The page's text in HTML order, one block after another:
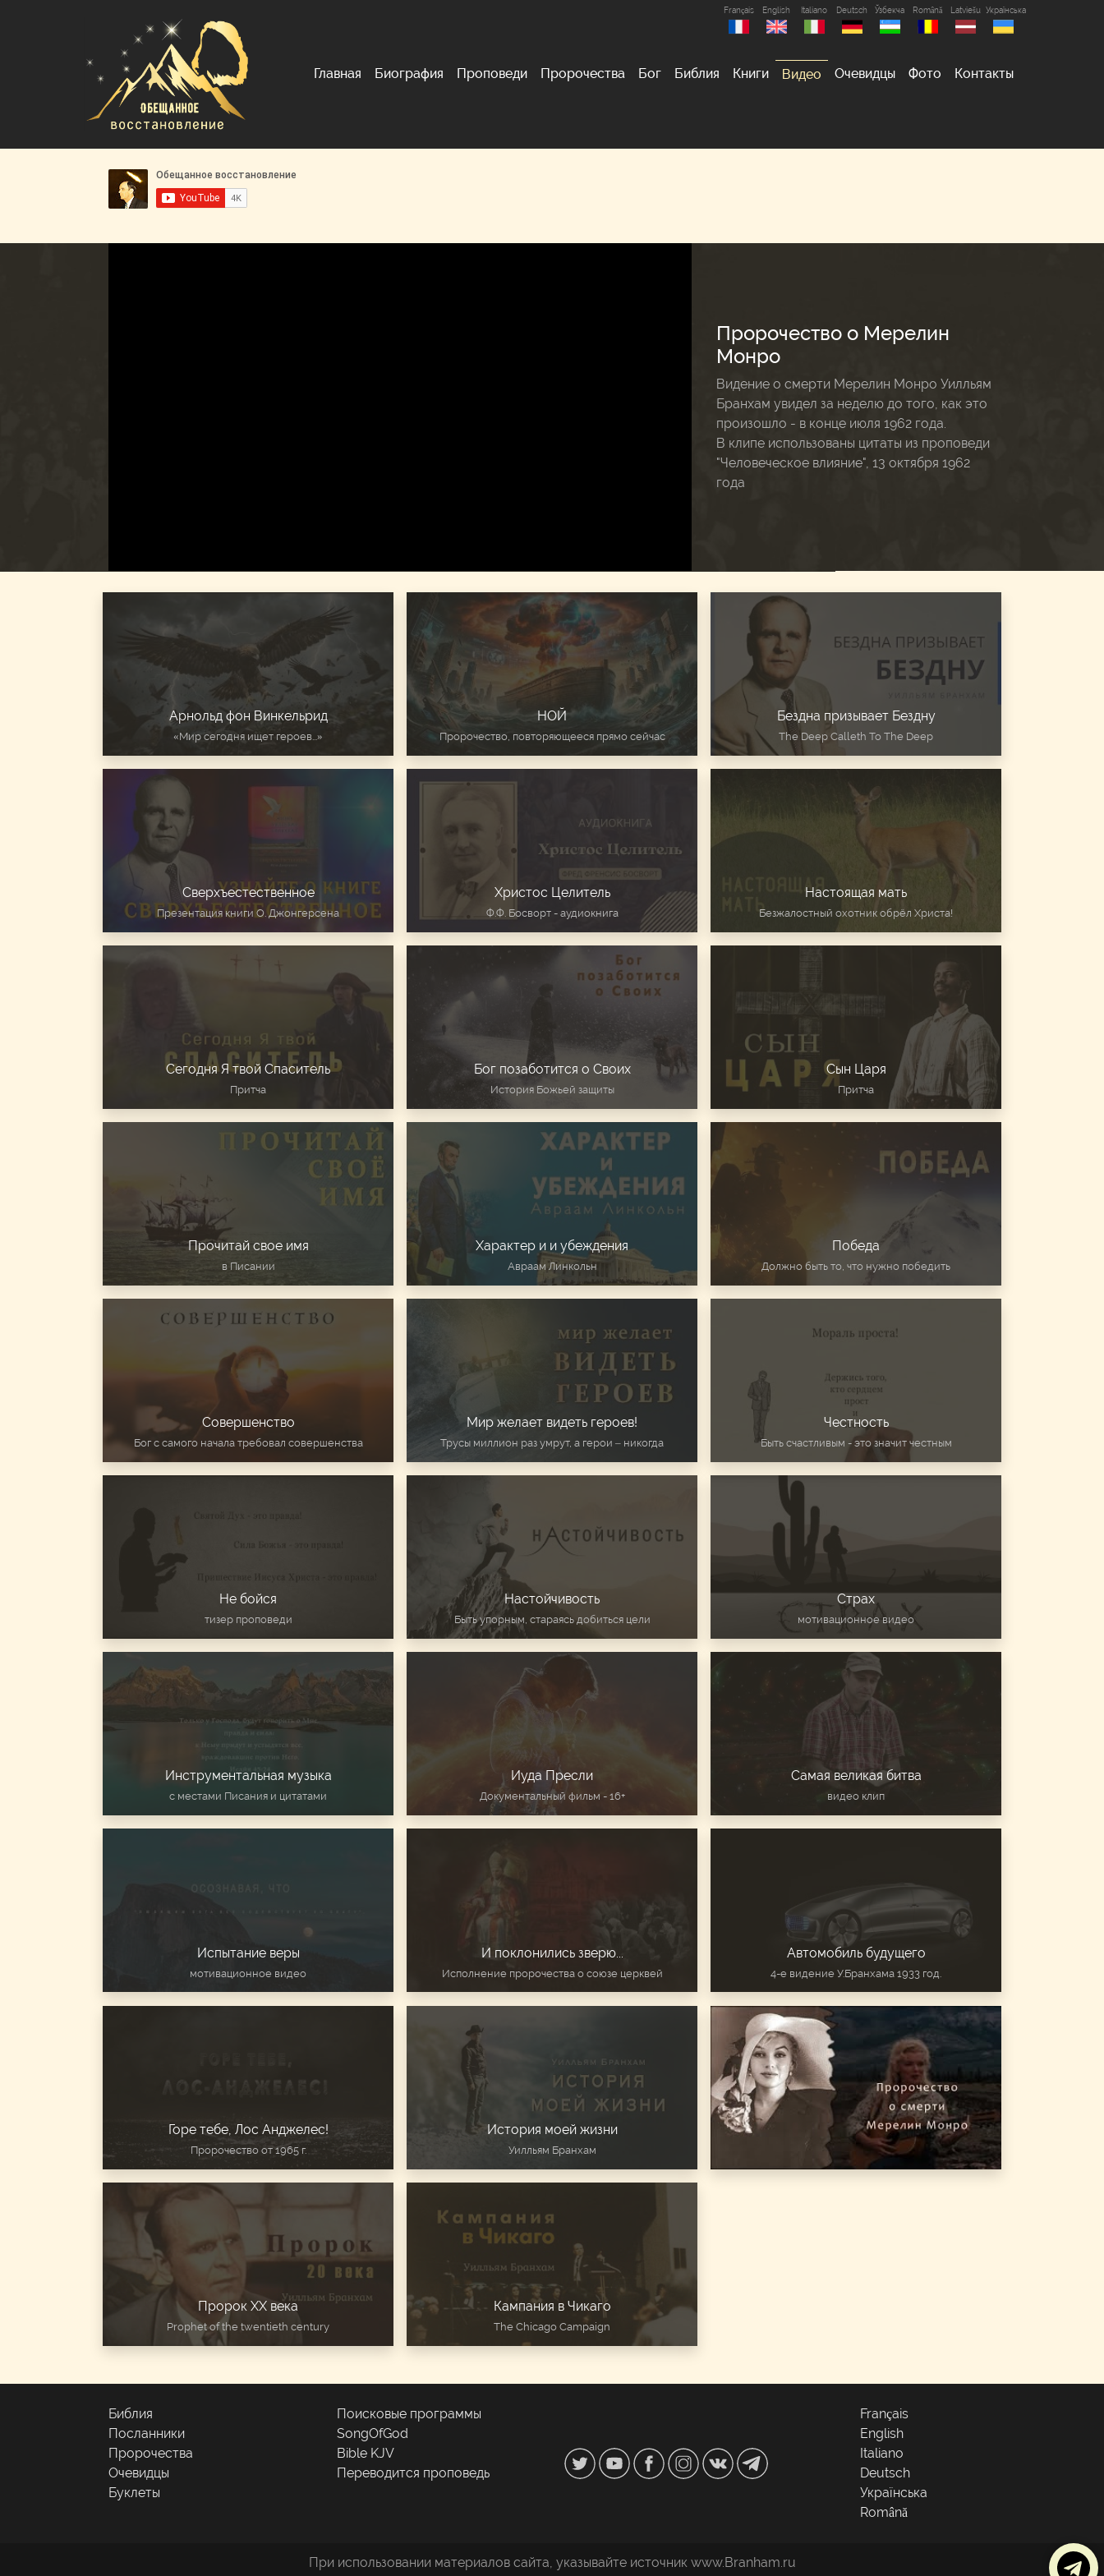
Français English Italiano Deutsch Ўзбекча Română Latviešu Українська
Главная Биография Проповеди Пророчества Бог Библия Книги Видео Очевидцы Фото Контакты
Пророчество о Мерелин
Монро
Видение о смерти Мерелин Монро Уилльям
Бранхам увидел за неделю до того, как это
произошло - в конце июля 1962 года.
В клипе использованы цитаты из проповеди
"Человеческое влияние", 13 октября 1962
года
Арнольд фон Винкельрид
«Мир сегодня ищет героев...»
НОЙ
Пророчество, повторяющееся прямо сейчас
Бездна призывает Бездну
The Deep Calleth To The Deep
Сверхъестественное
Презентация книги О. Джонгерсена
Христос Целитель
Ф.Ф. Босворт - аудиокнига
Настоящая мать
Безжалостный охотник обрёл Христа!
Сегодня Я твой Спаситель
Притча
Бог позаботится о Своих
История Божьей защиты
Сын Царя
Притча
Прочитай свое имя
в Писании
Характер и и убеждения
Авраам Линкольн
Победа
Должно быть то, что нужно победить
Совершенство
Бог с самого начала требовал совершенства
Мир желает видеть героев!
Трусы миллион раз умрут, а герои – никогда
Честность
Быть счастливым - это значит честным
Не бойся
тизер проповеди
Настойчивость
Быть упорным, стараясь добиться цели
Страх
мотивационное видео
Инструментальная музыка
с местами Писания и цитатами
Иуда Пресли
Документальный фильм - 16+
Самая великая битва
видео клип
Испытание веры
мотивационное видео
И поклонились зверю...
Исполнение пророчества о союзе церквей
Автомобиль будущего
4-е видение У.Бранхама 1933 год.
Горе тебе, Лос Анджелес!
Пророчество от 1965 г.
История моей жизни
Уилльям Бранхам
Пророк ХХ века
Prophet of the twentieth century
Кампания в Чикаго
The Chicago Campaign
Библия
Посланники
Пророчества
Очевидцы
Буклеты
Поисковые программы
SongOfGod
Bible KJV
Переводится проповедь
Français
English
Italiano
Deutsch
Українська
Română
При использовании материалов сайта, указывайте источник www.Branham.ru